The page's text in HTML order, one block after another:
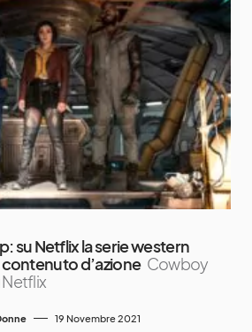
su Netflix la serie western
contenuto d’azione Cowboy
Netflix
19 Novembre 2021